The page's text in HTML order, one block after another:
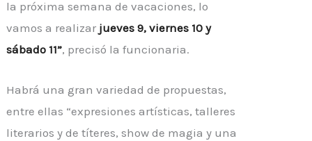
la próxima semana de vacaciones, lo
vamos a realizar jueves 9, viernes 10 y
sábado 11”, precisó la funcionaria.
Habrá una gran variedad de propuestas,
entre ellas “expresiones artísticas, talleres
literarios y de títeres, show de magia y una